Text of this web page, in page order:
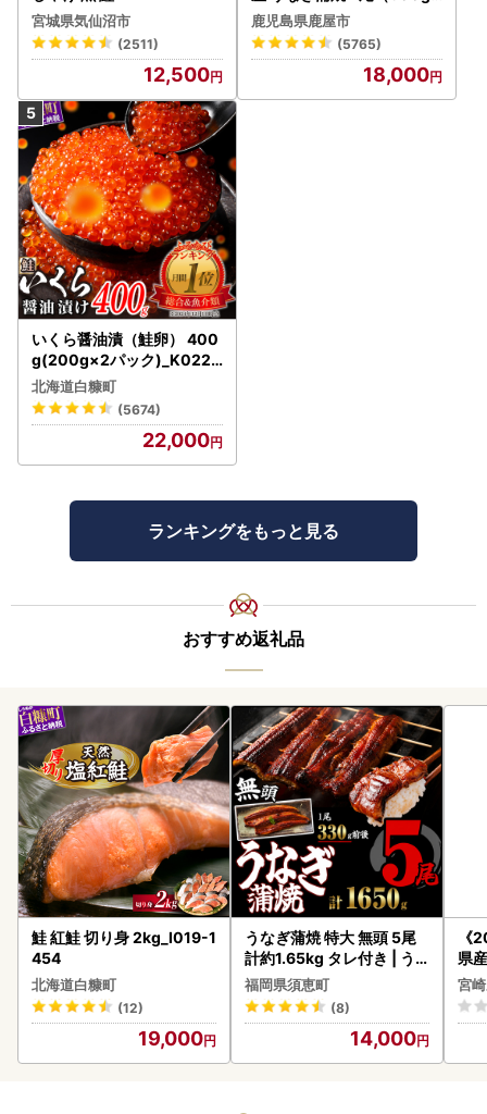
宮城県気仙沼市
(2511)
12,500
） KN007-004-04-cp18
うなぎ 鰻 魚 惣菜 総菜
鹿児島県鹿屋市
(5765)
18,000
いくら醤油漬（鮭卵） 400
g(200g×2パック)_K022-
1676
北海道白糠町
(5674)
22,000
ランキングをもっと見る
おすすめ返礼品
鮭 紅鮭 切り身 2kg_I019-1
454
北海道白糠町
(12)
19,000
うなぎ蒲焼 特大 無頭 5尾
計約1.65kg タレ付き | う
なぎ蒲焼
福岡県須恵町
(8)
14,000
《
県
セ
宮